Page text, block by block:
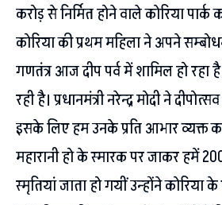
करोड़ से निर्मित होने वाले कोरिया पार्क
कोरिया की प्रथम महिला ने अपने
गणतंत्र आज दीप पर्व में शामिल हो
रही है। प्रधानमंत्री नरेन्द्र मोदी ने
इसके लिए हम उनके प्रति आभार व्यक्त
महारानी हो के स्मारक पर जाकर हमें
स्मृतियां जाता हो गयीं उन्होंने कोरिया